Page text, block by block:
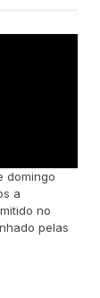
domingo
a
no
pelas